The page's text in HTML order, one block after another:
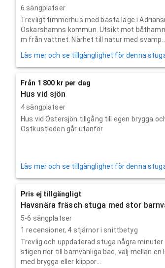
6 sängplatser
Trevligt timmerhus med bästa läge i
Oskarshamns kommun. Utsikt mot
m från vattnet. Närhet till natur med svamp...
Läs mer och se tillgänglighet för denna
Från 1 800 kr per dag
Hus vid sjön
4 sängplatser
Hus vid Östersjön tillgång till egen brygga
Ostkustleden går utanför
Läs mer och se tillgänglighet för denna
Pris ej tillgängligt
Havsnära fräsch stuga med stor
5-6 sängplatser
1 recensioner, 4 stjärnor i snittbetyg
Trevlig och uppdaterad stuga några minuter
stigen ner till barnvänliga bad, välj mellan en
med brygga eller klippor...